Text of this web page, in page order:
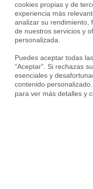
Cuenta con
Si tienes dudas, poco
nuestrosbrókers
financieros te
mejores condiciones
cookies propias y de
experiencia más
analizar su rendimiento,
de nuestros servicios y
personalizada.
Puedes aceptar todas
“Aceptar”. Si rechazas
esenciales y
contenido
para ver más detalles y